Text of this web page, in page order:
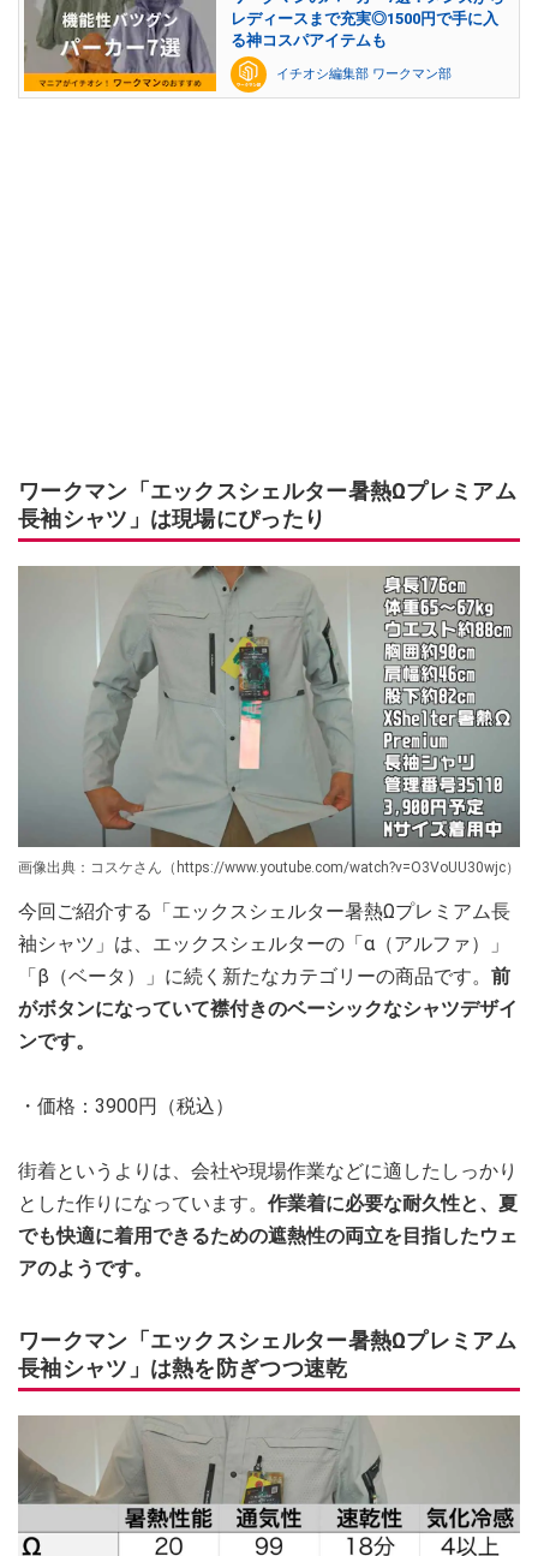
レディースまで充実◎1500円で手に入
る神コスパアイテムも
イチオシ編集部 ワークマン部
ワークマン「エックスシェルター暑熱Ωプレミアム
長袖シャツ」は現場にぴったり
画像出典：コスケさん（https://www.youtube.com/watch?v=O3VoUU30wjc）
今回ご紹介する「エックスシェルター暑熱Ωプレミアム長
袖シャツ」は、エックスシェルターの「α（アルファ）」
「β（ベータ）」に続く新たなカテゴリーの商品です。 前
がボタンになっていて襟付きのベーシックなシャツデザイ
ンです。
・価格：3900円（税込）
街着というよりは、会社や現場作業などに適したしっかり
とした作りになっています。 作業着に必要な耐久性と、夏
でも快適に着用できるための遮熱性の両立を目指したウェ
アのようです。
ワークマン「エックスシェルター暑熱Ωプレミアム
長袖シャツ」は熱を防ぎつつ速乾